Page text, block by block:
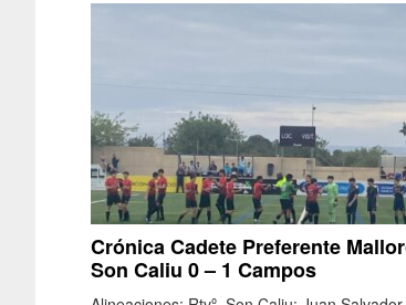
Crónica Cadete Preferente
Son Caliu 0 – 1 Campos